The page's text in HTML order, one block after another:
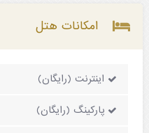
امکانات هتل
اینترنت (رایگان)
پارکینگ (رایگان)